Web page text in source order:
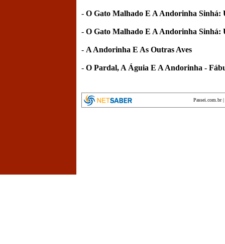
- O Gato Malhado E A Andorinha Sinhá:
- O Gato Malhado E A Andorinha Sinhá:
- A Andorinha E As Outras Aves
- O Pardal, A Águia E A Andorinha -
Passei.com.br|